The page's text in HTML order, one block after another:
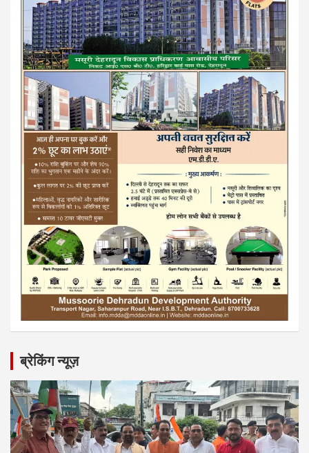
ब्रेकिंग न्यूज़